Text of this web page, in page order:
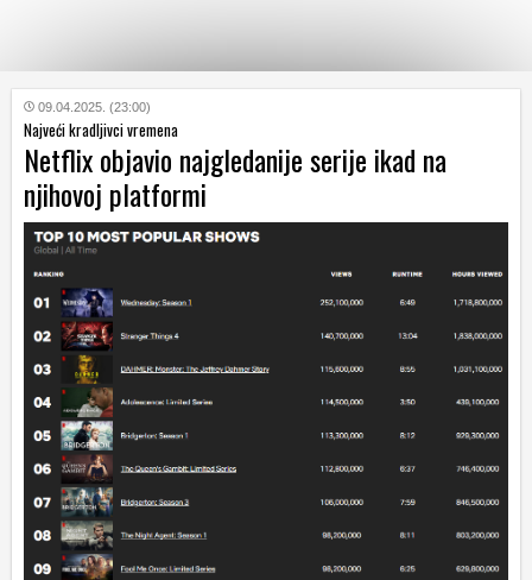
KATEGORIJE
HRVATSKI
WEB
09.04.2025. (23:00)
Najveći kradljivci vremena
Netflix objavio najgledanije serije ikad na
njihovoj platformi